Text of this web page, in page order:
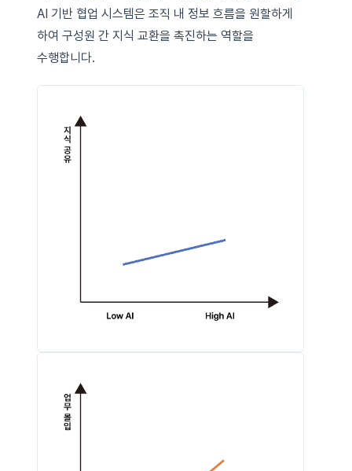
AI 기반 협업 시스템은 조직 내 정보 흐름을 원할하게
하여 구성원 간 지식 교환을 촉진하는 역할을
수행합니다.